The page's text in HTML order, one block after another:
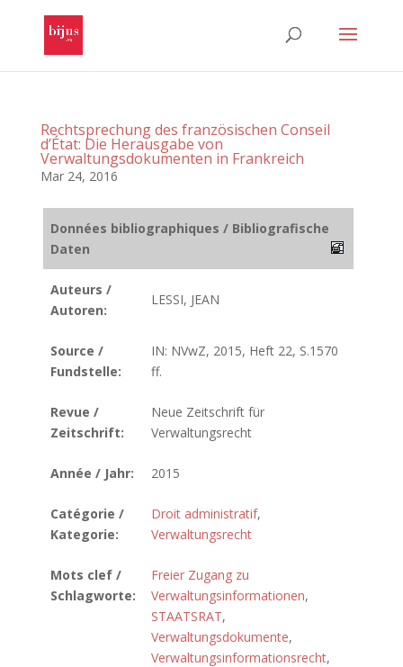
Rechtsprechung des französischen Conseil
d’État: Die Herausgabe von
Verwaltungsdokumenten in Frankreich
Mar 24, 2016
Données bibliographiques / Bibliografische
Daten
Auteurs /
Autoren:
LESSI, JEAN
Source /
Fundstelle:
IN: NVwZ, 2015, Heft 22, S.1570
ff.
Revue /
Zeitschrift:
Neue Zeitschrift für
Verwaltungsrecht
Année / Jahr: 2015
Catégorie /
Kategorie:
Droit administratif,
Verwaltungsrecht
Mots clef /
Schlagworte:
Freier Zugang zu
Verwaltungsinformationen,
STAATSRAT,
Verwaltungsdokumente,
Verwaltungsinformationsrecht,